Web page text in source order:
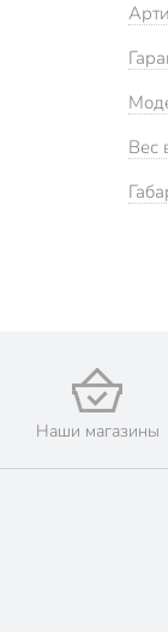
Вес
Наши магазины